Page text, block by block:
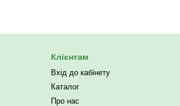
Клієнтам
Вхід до кабінету
Каталог
Про нас